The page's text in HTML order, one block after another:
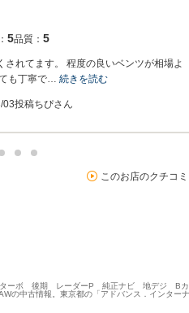
5品質： 5
れてます。 程度の良いベンツが相場よ
も丁寧で… 続きを読む
03投稿ちぴさん
このお店のクチコ
ルターボ 後期 レーダーP 純正ナビ 地デ
情報。東京都の「アドバンス．インター